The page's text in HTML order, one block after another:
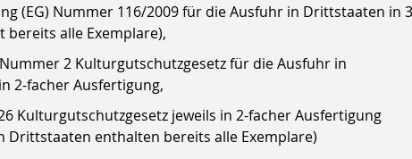
(EG) Nummer 116/2009 für die Ausfuhr in Drittstaaten in
alle Exemplare),
2 Kulturgutschutzgesetz für die Ausfuhr in
2-facher Ausfertigung,
Kulturgutschutzgesetz jeweils in 2-facher Ausfertigung
Drittstaaten enthalten bereits alle Exemplare)